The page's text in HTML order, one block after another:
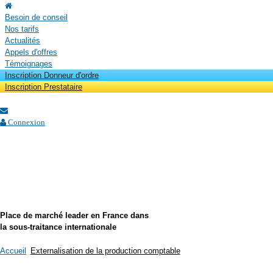
Besoin de conseil
Nos tarifs
Actualités
Appels d'offres
Témoignages
Inscription Donneur d'ordre
Inscription Prestataire
Connexion
Place de marché leader en France dans
la sous-traitance internationale
Accueil Externalisation de la production comptable